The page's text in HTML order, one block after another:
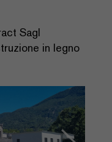
Sagl
in legno
Next